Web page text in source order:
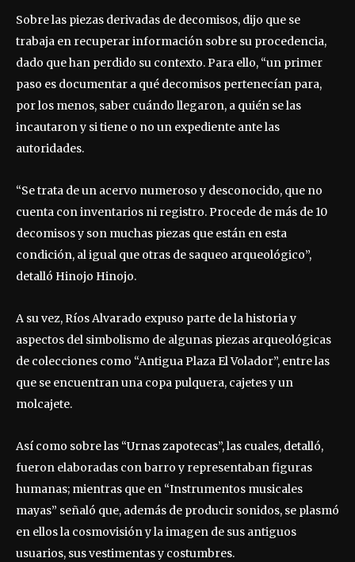
Sobre las piezas derivadas de decomisos, dijo que se
trabaja en recuperar información sobre su procedencia,
dado que han perdido su contexto. Para ello, “un primer
paso es documentar a qué decomisos pertenecían para,
por los menos, saber cuándo llegaron, a quién se las
incautaron y si tiene o no un expediente ante las
autoridades.
“Se trata de un acervo numeroso y desconocido, que no
cuenta con inventarios ni registro. Procede de más de 10
decomisos y son muchas piezas que están en esta
condición, al igual que otras de saqueo arqueológico”,
detalló Hinojo Hinojo.
A su vez, Ríos Alvarado expuso parte de la historia y
aspectos del simbolismo de algunas piezas arqueológicas
de colecciones como “Antigua Plaza El Volador”, entre las
que se encuentran una copa pulquera, cajetes y un
molcajete.
Así como sobre las “Urnas zapotecas”, las cuales, detalló,
fueron elaboradas con barro y representaban figuras
humanas; mientras que en “Instrumentos musicales
mayas” señaló que, además de producir sonidos, se plasmó
en ellos la cosmovisión y la imagen de sus antiguos
usuarios, sus vestimentas y costumbres.